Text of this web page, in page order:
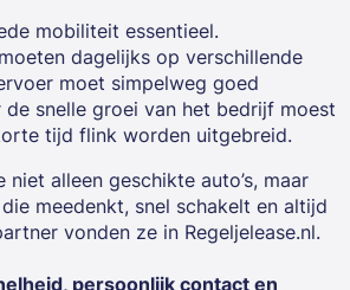
mobiliteit essentieel.
dagelijks op verschillende
moet simpelweg goed
snelle groei van het bedrijf moest
tijd flink worden uitgebreid.
alleen geschikte auto’s, maar
meedenkt, snel schakelt en altijd
vonden ze in Regeljelease.nl.
persoonlijk contact en